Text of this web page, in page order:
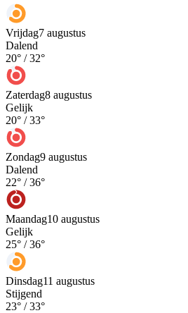
Vrijdag7 augustus
Dalend
20° /32°
Zaterdag8 augustus
Gelijk
20° /33°
Zondag9 augustus
Dalend
22° /36°
Maandag10 augustus
Gelijk
25° /36°
Dinsdag11 augustus
Stijgend
23° /33°